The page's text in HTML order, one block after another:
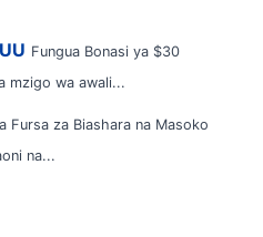
Fungua Bonasi ya $30
mzigo wa awali...
Fursa za Biashara na Masoko
na...